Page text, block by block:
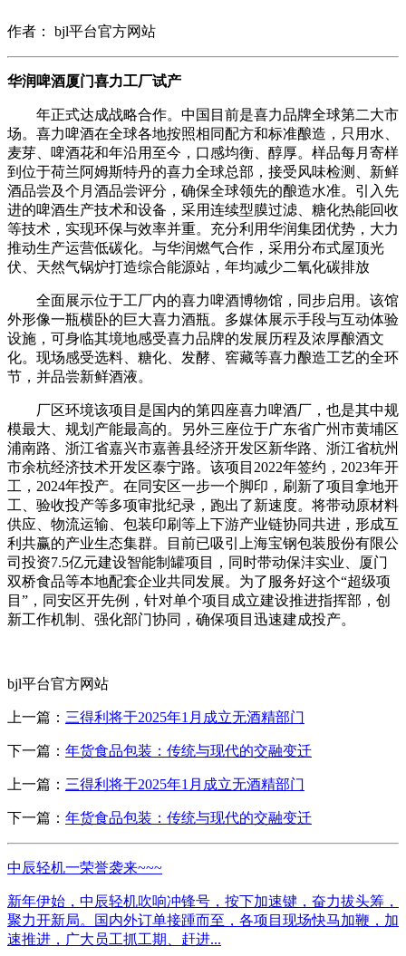
作者： bjl平台官方网站
华润啤酒厦门喜力工厂试产
年正式达成战略合作。中国目前是喜力品牌全球第二大市
场。喜力啤酒在全球各地按照相同配方和标准酿造，只用水、
麦芽、啤酒花和年沿用至今，口感均衡、醇厚。样品每月寄样
到位于荷兰阿姆斯特丹的喜力全球总部，接受风味检测、新鲜
酒品尝及个月酒品尝评分，确保全球领先的酿造水准。引入先
进的啤酒生产技术和设备，采用连续型膜过滤、糖化热能回收
等技术，实现环保与效率并重。充分利用华润集团优势，大力
推动生产运营低碳化。与华润燃气合作，采用分布式屋顶光
伏、天然气锅炉打造综合能源站，年均减少二氧化碳排放
全面展示位于工厂内的喜力啤酒博物馆，同步启用。该馆
外形像一瓶横卧的巨大喜力酒瓶。多媒体展示手段与互动体验
设施，可身临其境地感受喜力品牌的发展历程及浓厚酿酒文
化。现场感受选料、糖化、发酵、窖藏等喜力酿造工艺的全环
节，并品尝新鲜酒液。
厂区环境该项目是国内的第四座喜力啤酒厂，也是其中规
模最大、规划产能最高的。另外三座位于广东省广州市黄埔区
浦南路、浙江省嘉兴市嘉善县经济开发区新华路、浙江省杭州
市余杭经济技术开发区泰宁路。该项目2022年签约，2023年开
工，2024年投产。在同安区一步一个脚印，刷新了项目拿地开
工、验收投产等多项审批纪录，跑出了新速度。将带动原材料
供应、物流运输、包装印刷等上下游产业链协同共进，形成互
利共赢的产业生态集群。目前已吸引上海宝钢包装股份有限公
司投资7.5亿元建设智能制罐项目，同时带动保沣实业、厦门
双桥食品等本地配套企业共同发展。为了服务好这个“超级项
目”，同安区开先例，针对单个项目成立建设推进指挥部，创
新工作机制、强化部门协同，确保项目迅速建成投产。
bjl平台官方网站
上一篇： 三得利将于2025年1月成立无酒精部门
下一篇： 年货食品包装：传统与现代的交融变迁
上一篇： 三得利将于2025年1月成立无酒精部门
下一篇： 年货食品包装：传统与现代的交融变迁
中辰轻机一荣誉袭来~~~
新年伊始，中辰轻机吹响冲锋号，按下加速键，奋力拔头筹，
聚力开新局。国内外订单接踵而至，各项目现场快马加鞭，加
速推进，广大员工抓工期、赶进...